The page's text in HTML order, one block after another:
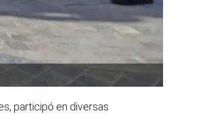
participó en diversas